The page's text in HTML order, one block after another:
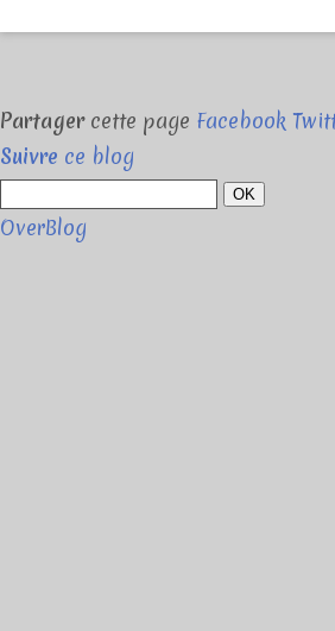
Partagercette page Facebook
Suivre ce blog
OK
OverBlog